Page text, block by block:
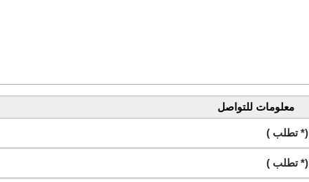
معلومات للتواصل
(* تطلب )
(* تطلب )